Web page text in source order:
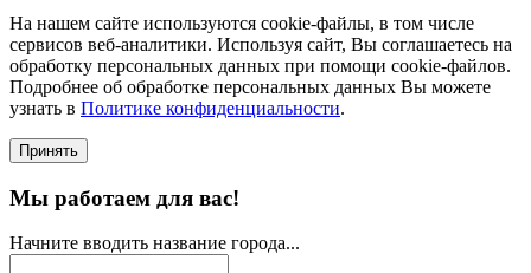
На нашем сайте используются соokie-файлы, в том числе
сервисов веб-аналитики. Используя сайт, Вы соглашаетесь на
обработку персональных данных при помощи cookie-файлов.
Подробнее об обработке персональных данных Вы можете
узнать в Политике конфиденциальности.
Принять
Мы работаем для вас!
Начните вводить название города...